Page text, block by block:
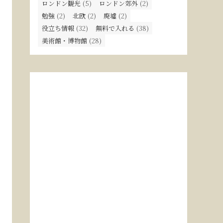
ロンドン観光 (5) ロンドン郊外 (2)
勉強 (2) 北欧 (2) 廃墟 (2)
役立ち情報 (32) 無料で入れる (38)
美術館・博物館 (28)